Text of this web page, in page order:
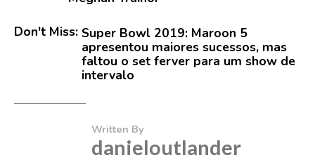
Don't Miss: Super Bowl 2019: Maroon 5
apresentou maiores sucessos, mas
faltou o set ferver para um show de
intervalo
Written By
danieloutlander